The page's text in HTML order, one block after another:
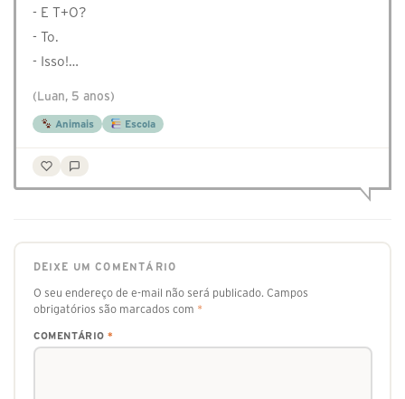
- E T+O?
- To.
- Isso!…
(Luan, 5 anos)
Animais Escola
DEIXE UM COMENTÁRIO
O seu endereço de e-mail não será publicado. Campos
obrigatórios são marcados com *
COMENTÁRIO *